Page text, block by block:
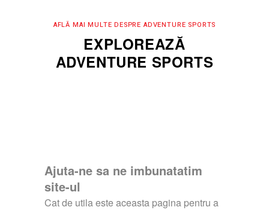
AFLĂ MAI MULTE DESPRE ADVENTURE SPORTS
EXPLOREAZĂ
ADVENTURE SPORTS
Ajuta-ne sa ne imbunatatim
site-ul
Cat de utila este aceasta pagina pentru a